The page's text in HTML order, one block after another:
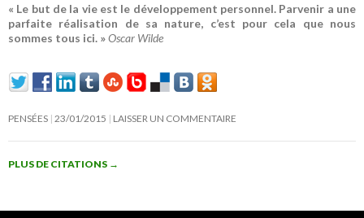
« Le but de la vie est le développement personnel. Parvenir a une
parfaite réalisation de sa nature, c’est pour cela que nous
sommes tous ici. »Oscar Wilde
PENSÉES 23/01/2015 LAISSER UN COMMENTAIRE
PLUS DE CITATIONS →